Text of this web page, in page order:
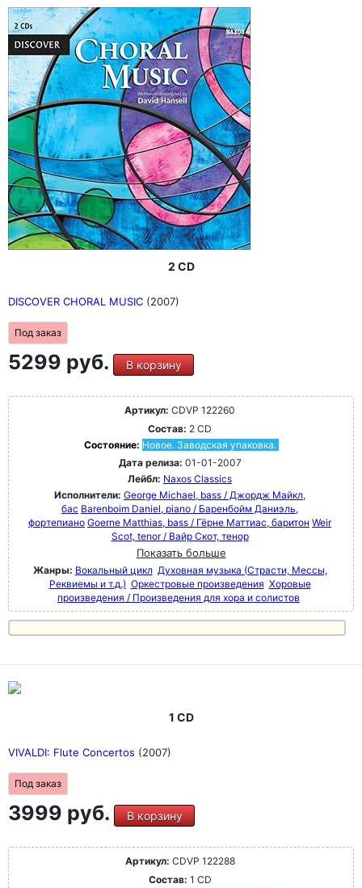
2 CD
DISCOVER CHORAL MUSIC (2007)
Под заказ
5299 руб. В корзину
Артикул: CDVP 122260
Состав: 2 CD
Состояние: Новое. Заводская упаковка.
Дата релиза: 01-01-2007
Лейбл: Naxos Classics
Исполнители: George Michael, bass / Джордж Майкл,
бас Barenboim Daniel, piano / Баренбойм Даниэль,
фортепиано Goerne Matthias, bass / Гёрне Маттиас, баритон Weir
Scot, tenor / Вайр Скот, тенор
Показать больше
Жанры: Вокальный цикл Духовная музыка (Страсти, Мессы,
Реквиемы и т.д.) Оркестровые произведения Хоровые
произведения / Произведения для хора и солистов
1 CD
VIVALDI: Flute Concertos (2007)
Под заказ
3999 руб. В корзину
Артикул: CDVP 122288
Состав: 1 CD